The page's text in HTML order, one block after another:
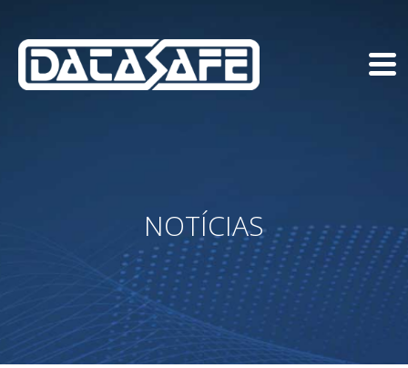
NOTÍCIAS